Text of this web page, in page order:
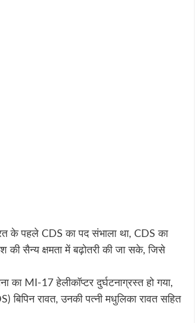
के पहले CDS का पद संभाला था, CDS का
की सैन्य क्षमता में बढ़ोतरी की जा सके, जिसे
का MI-17 हेलीकॉप्टर दुर्घटनाग्रस्त हो गया,
रावत, उनकी पत्नी मधुलिका रावत सहित